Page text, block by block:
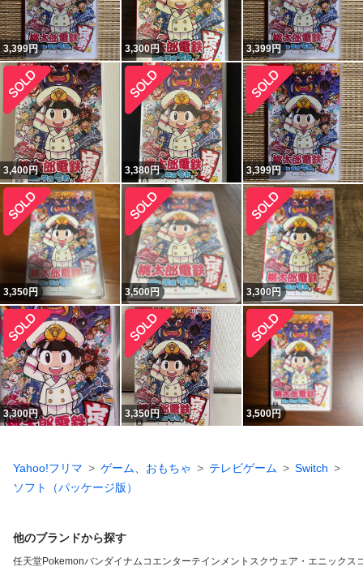
3,399円 3,300円 3,399円
3,400円 3,380円 3,399円
3,350円 3,500 円 3,300円
3,300円 3,350円 3,500円
Yahoo!フリマ ゲーム、おもちゃ テレビゲーム
Switch
ソフト（パッケージ版）
他のブランドから探す
任天堂Pokemonバンダイナムコエンターテインメント スクウェア・エニックス